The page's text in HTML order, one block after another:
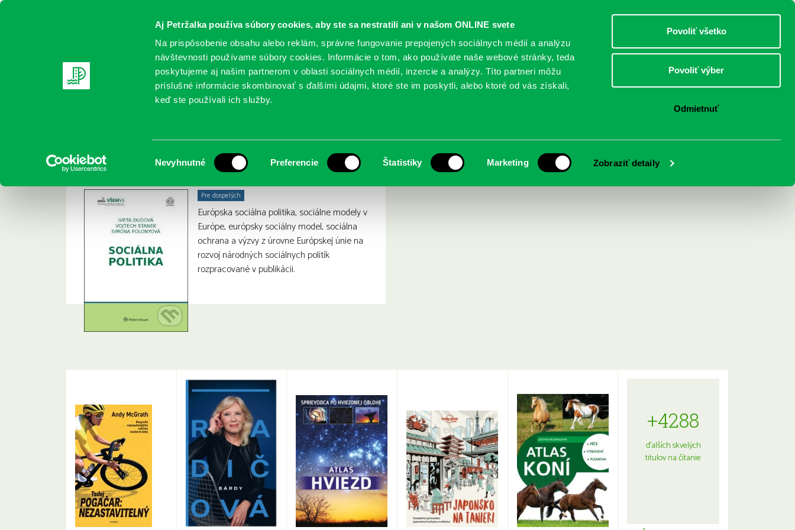
Aj Petržalka používa súbory cookies, aby ste sa nestratili ani v našom ONLINE svete
Na prispôsobenie obsahu alebo reklám, správne fungovanie prepojených sociálnych médií a analýzu
návštevnosti používame súbory cookies. Informácie o tom, ako používate naše webové stránky, teda
poskytujeme aj našim partnerom v oblasti sociálnych médií, inzercie a analýzy. Títo partneri môžu
príslušné informácie skombinovať s ďalšími údajmi, ktoré ste im poskytli, alebo ktoré od vás získali,
keď ste používali ich služby.
súhlasu
Nevyhnutné Preferencie Štatistiky Marketing Zobraziť detaily
Povoliť všetko
Povoliť výber
Odmietnuť
DOSPELÍ
REGISTRUJTE SA ONLINE KATALÓGY SLUŽBY PODUJATIA POBOČKY O KNIŽNICI
Dudová, I.: Sociálna politika
Pre dospelých
Európska sociálna politika, sociálne modely v
Európe, európsky sociálny model, sociálna
ochrana a výzvy z úrovne Európskej únie na
rozvoj národných sociálnych politík
rozpracované v publikácii.
+4288
ďalších skvelých
titulov na čítanie